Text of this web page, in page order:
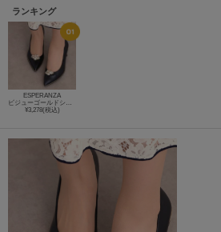
ランキング
ESPERANZA
¥3,278(税込)